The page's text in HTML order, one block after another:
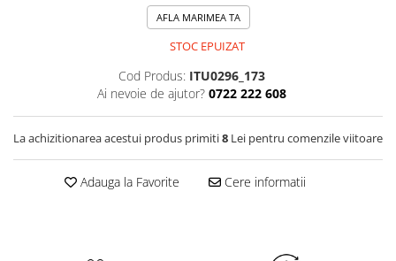
AFLA MARIMEA TA
STOC EPUIZAT
Cod Produs: ITU0296_173
Ai nevoie de ajutor? 0722 222 608
La achizitionarea acestui produs primiti8 Lei pentru comenzile viitoare
Adauga la Favorite Cere informatii